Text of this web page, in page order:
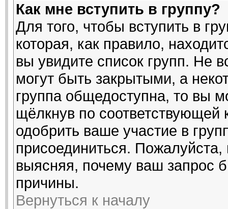
Как мне вступить в группу?
Для того, чтобы вступить в
которая, как правило,
вы увидите список групп. Не
могут быть закрытыми, а
группа общедоступна, то вы
щёлкнув по соответствующей
одобрить ваше участие в
присоединиться.
выясняя, почему ваш запрос
причины.
Вернуться к началу